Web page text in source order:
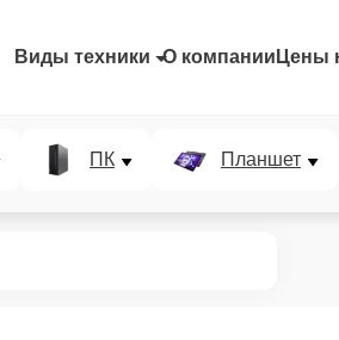
Виды техники О компании Цены
ПК Планшет